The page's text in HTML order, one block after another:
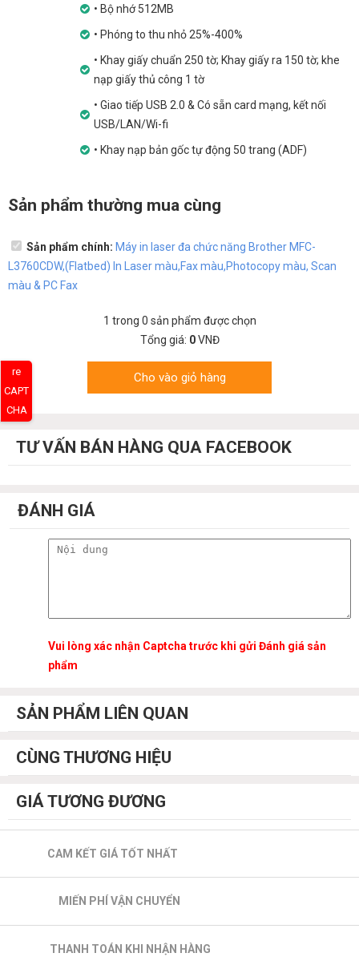
• Bộ nhớ 512MB
• Phóng to thu nhỏ 25%-400%
• Khay giấy chuẩn 250 tờ; Khay giấy ra 150 tờ; khe
nạp giấy thủ công 1 tờ
• Giao tiếp USB 2.0 & Có sẵn card mạng, kết nối
USB/LAN/Wi-fi
• Khay nạp bản gốc tự động 50 trang (ADF)
Sản phẩm thường mua cùng
Sản phẩm chính: Máy in laser đa chức năng Brother MFC-
L3760CDW,(Flatbed) In Laser màu,Fax màu,Photocopy màu, Scan
màu & PC Fax
1 trong 0 sản phẩm được chọn
Tổng giá: 0VNĐ
Cho vào giỏ hàng
TƯ VẤN BÁN HÀNG QUA FACEBOOK
ĐÁNH GIÁ
re
CAPT
CHA
Vui lòng xác nhận Captcha trước khi gửi Đánh giá sản
phẩm
SẢN PHẨM LIÊN QUAN
CÙNG THƯƠNG HIỆU
GIÁ TƯƠNG ĐƯƠNG
CAM KẾT GIÁ TỐT NHẤT
MIẾN PHÍ VẬN CHUYỂN
THANH TOÁN KHI NHẬN HÀNG